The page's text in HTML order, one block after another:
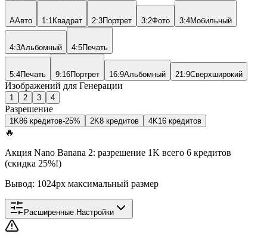
AАвто 1:1 Квадрат 2:3Портрет 3:2Фото 3:4Мобильный
4:3Альбомный 4:5Печать
5:4Печать 9:16Портрет 16:9Альбомный 21:9Сверхширокий
Изображений для Генерации
1 2 3 4
Разрешение
1K86 кредитов-25% 2K8 кредитов 4K16 кредитов
🔥
Акция Nano Banana 2: разрешение 1K всего 6 кредитов
(скидка 25%!)
Вывод: 1024px максимальный размер
Расширенные Настройки